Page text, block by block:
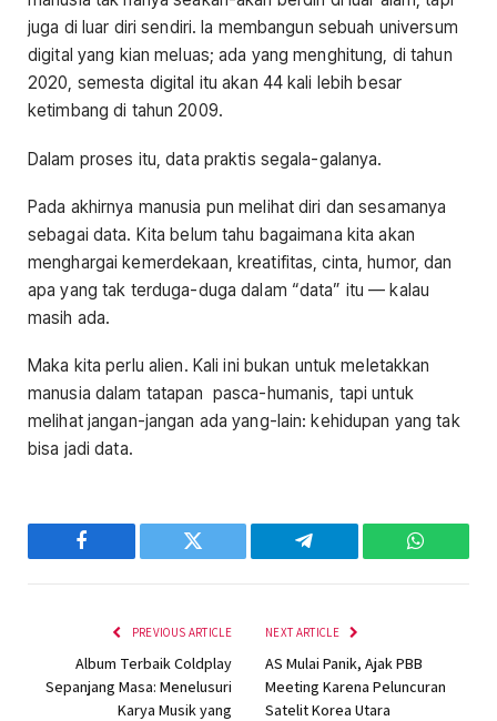
juga di luar diri sendiri. Ia membangun sebuah universum
digital yang kian meluas; ada yang menghitung, di tahun
2020, semesta digital itu akan 44 kali lebih besar
ketimbang di tahun 2009.
Dalam proses itu, data praktis segala-galanya.
Pada akhirnya manusia pun melihat diri dan sesamanya
sebagai data. Kita belum tahu bagaimana kita akan
menghargai kemerdekaan, kreatifitas, cinta, humor, dan
apa yang tak terduga-duga dalam “data” itu — kalau
masih ada.
Maka kita perlu alien. Kali ini bukan untuk meletakkan
manusia dalam tatapan pasca-humanis, tapi untuk
melihat jangan-jangan ada yang-lain: kehidupan yang tak
bisa jadi data.
Facebook Twitter Telegram
PREVIOUS ARTICLE
Album Terbaik Coldplay
Sepanjang Masa: Menelusuri
Karya Musik yang
NEXT ARTICLE
AS Mulai Panik, Ajak PBB
Meeting Karena Peluncuran
Satelit Korea Utara